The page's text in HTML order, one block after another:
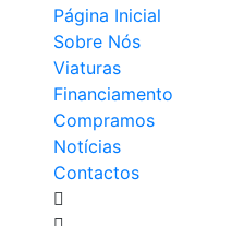
Página Inicial
Sobre Nós
Viaturas
Financiamento
Compramos
Notícias
Contactos